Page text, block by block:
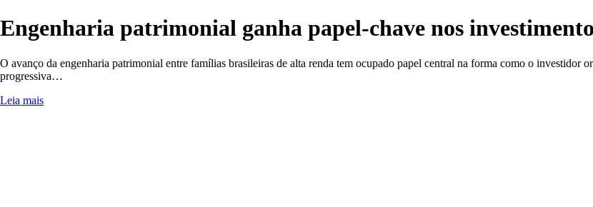
Engenharia patrimonial ganha papel-chave nos
O avanço da engenharia patrimonial entre famílias brasileiras de alta renda tem ocupado papel central na forma como o investidor
progressiva…
Leia mais